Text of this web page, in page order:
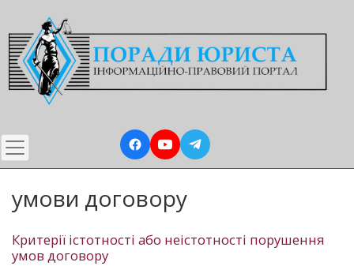
до
основного
вмісту
умови договору
Критерії істотності або неістотності порушення
умов договору